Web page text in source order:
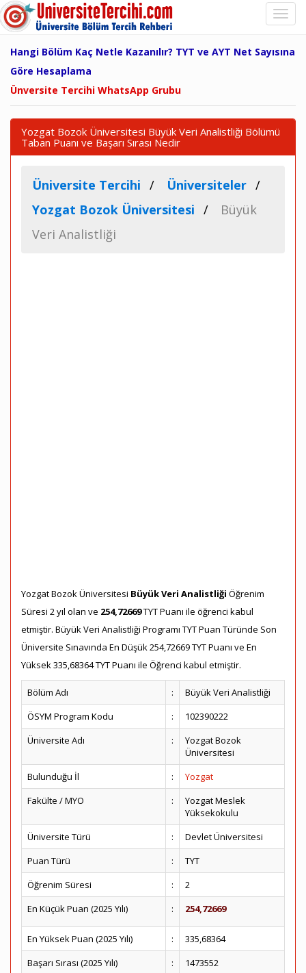
Hangi Bölüm Kaç Netle Kazanılır? TYT ve AYT Net Sayısına
Göre Hesaplama
Ünversite Tercihi WhatsApp Grubu
Yozgat Bozok Üniversitesi Büyük Veri Analistliği Bölümü
Taban Puanı ve Başarı Sırası Nedir
Üniversite Tercihi
Üniversiteler
Yozgat Bozok Üniversitesi
Büyük
Veri Analistliği
Yozgat Bozok Üniversitesi Büyük Veri Analistliği Öğrenim
Süresi 2 yıl olan ve 254,72669TYT Puanı ile öğrenci kabul
etmiştir. Büyük Veri Analistliği Programı TYT Puan Türünde Son
Üniversite Sınavında En Düşük 254,72669 TYT Puanı ve En
Yüksek 335,68364 TYT Puanı ile Öğrenci kabul etmiştir.
Bölüm Adı :
Büyük Veri Analistliği
ÖSYM Program Kodu
:
102390222
Üniversite Adı
:
Yozgat Bozok
Üniversitesi
Bulunduğu İl
:
Yozgat
Fakülte / MYO
:
Yozgat Meslek
Yüksekokulu
Üniversite Türü
:
Devlet Üniversitesi
Puan Türü
:
TYT
Öğrenim Süresi
:
2
En Küçük Puan (2025 Yılı)
: 254,72669
En Yüksek Puan (2025 Yılı) :
335,68364
Başarı Sırası (2025 Yılı)
:
1473552